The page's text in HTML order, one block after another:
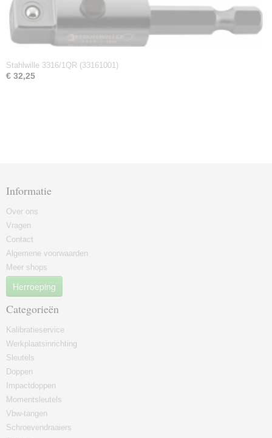
Stahlwille 3316/1QR (33161001)
€ 32,25
Informatie
Over ons
Vragen
Contact
Algemene voorwaarden
Meer shops
Herroeping
Categorieën
Kalibratieservice
Werkplaatsinrichting
Sleutels
Doppen
Impactdoppen
Momentsleutels
Vbw-tangen
Schroevendraaiers